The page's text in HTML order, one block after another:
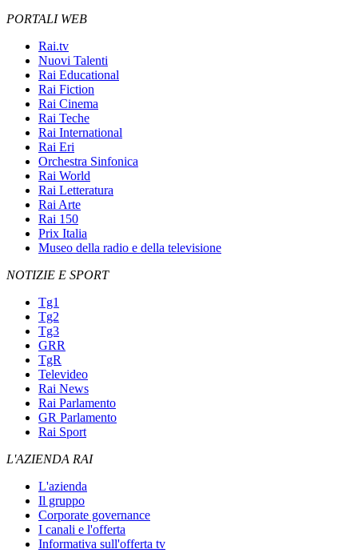
PORTALI WEB
Rai.tv
Nuovi Talenti
Rai Educational
Rai Fiction
Rai Cinema
Rai Teche
Rai International
Rai Eri
Orchestra Sinfonica
Rai World
Rai Letteratura
Rai Arte
Rai 150
Prix Italia
Museo della radio e della televisione
NOTIZIE E SPORT
Tg1
Tg2
Tg3
GRR
TgR
Televideo
Rai News
Rai Parlamento
GR Parlamento
Rai Sport
L'AZIENDA RAI
L'azienda
Il gruppo
Corporate governance
I canali e l'offerta
Informativa sull'offerta tv